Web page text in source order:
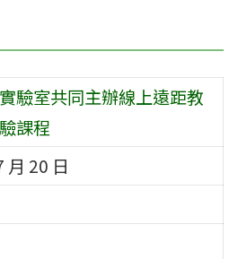
驗室共同主辦線上遠距教
課程
月 20 日